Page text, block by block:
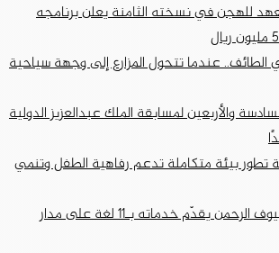
للهجن في نسخته الثامنة يعلن برنامجه
الطائف.. عندما تتحول المزارع إلى وجهة سياحية
والأربعين لمسابقة الملك عبدالعزيز الدولية
تطور بيئة متكاملة تدعم رفاهية الطفل وتنمي
مركز العناية بضيوف الرحمن يقدّم خدماته بـ11 لغة على مدار